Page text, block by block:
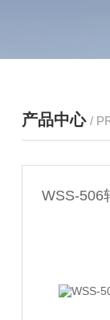
产品中心 /
WSS-506